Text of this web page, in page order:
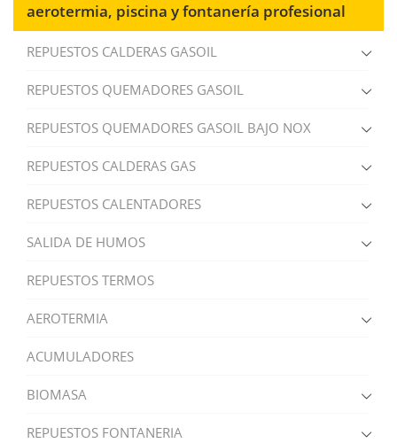
aerotermia, piscina y fontanería profesional
REPUESTOS CALDERAS GASOIL
REPUESTOS QUEMADORES GASOIL
REPUESTOS QUEMADORES GASOIL BAJO NOX
REPUESTOS CALDERAS GAS
REPUESTOS CALENTADORES
SALIDA DE HUMOS
REPUESTOS TERMOS
AEROTERMIA
ACUMULADORES
BIOMASA
REPUESTOS FONTANERIA